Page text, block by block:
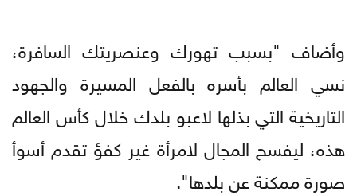
وأضاف "بسبب تهورك وعنصريتك السافرة،
نسي العالم بأسره بالفعل المسيرة والجهود
التاريخية التي بذلها لاعبو بلدك خلال كأس العالم
هذه، ليفسح المجال لامرأة غير كفؤ تقدم أسوأ
صورة ممكنة عن بلدها".